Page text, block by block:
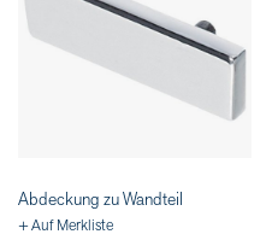
Abdeckung zu Wandteil
+ Auf Merkliste